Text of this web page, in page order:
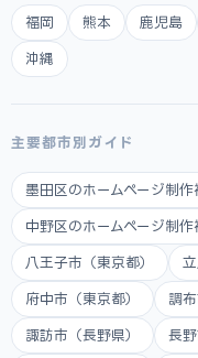
福岡 熊本 鹿児島
沖縄
主要都市別ガイド
墨田区のホームページ制
中野区のホームページ制
八王子市（東京都）
府中市（東京都） 調
諏訪市（長野県） 長野